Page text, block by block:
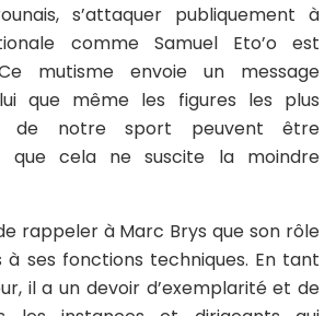
s’attaquer publiquement à
comme Samuel Eto’o est
mutisme envoie un message
que même les figures les plus
de notre sport peuvent être
que cela ne suscite la moindre
rappeler à Marc Brys que son rôle
à ses fonctions techniques. En tant
il a un devoir d’exemplarité et de